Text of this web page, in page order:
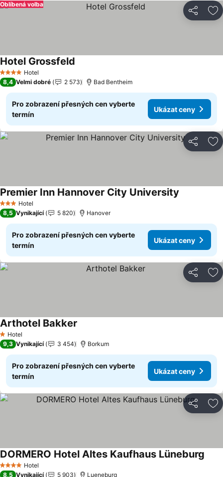
Sdílet
Oblíbená volba
4 Počet hvězdiček
Hotel
Hotel Grossfeld
8,4 Velmi dobré 2 573 Bad Bentheim
Pro zobrazení přesných cen vyberte
termín
Ukázat ceny
Sdílet
3 Počet hvězdiček
Hotel
Premier Inn Hannover City University
8,5 Vynikající 5 820 Hanover
Pro zobrazení přesných cen vyberte
termín
Ukázat ceny
Sdílet
1 Počet hvězdiček
Hotel
Arthotel Bakker
9,3 Vynikající 3 454 Borkum
Pro zobrazení přesných cen vyberte
termín
Ukázat ceny
Sdílet
4 Počet hvězdiček
Hotel
DORMERO Hotel Altes Kaufhaus Lüneburg
8,5 Vynikající 5 903 Lueneburg